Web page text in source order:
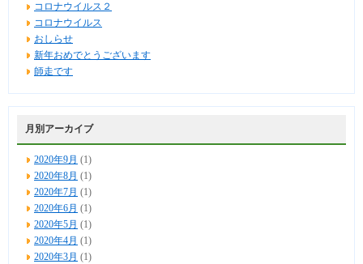
コロナウイルス２
コロナウイルス
おしらせ
新年おめでとうございます
師走です
月別アーカイブ
2020年9月 (1)
2020年8月 (1)
2020年7月 (1)
2020年6月 (1)
2020年5月 (1)
2020年4月 (1)
2020年3月 (1)